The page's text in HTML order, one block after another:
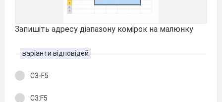
Запишіть адресу діапазону комірок на малюнку
варіанти відповідей
C3-F5
C3:F5